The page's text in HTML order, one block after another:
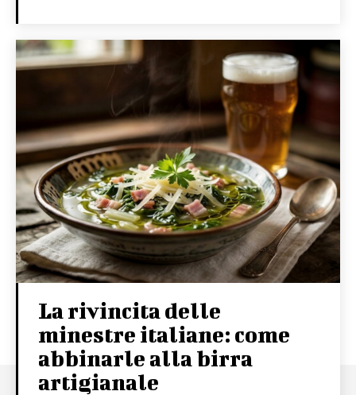
La rivincita delle
minestre italiane: come
abbinarle alla birra
artigianale